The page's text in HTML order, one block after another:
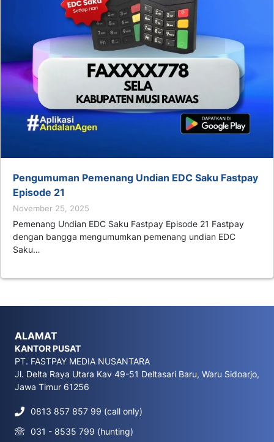
Pengumuman Pemenang Undian EDC Saku Fastpay
Episode 21
November 25, 2025
Pemenang Undian EDC Saku Fastpay Episode 21 Fastpay
dengan bangga mengumumkan pemenang undian EDC
Saku…
ALAMAT
KANTOR PUSAT
PT. FASTPAY MEDIA NUSANTARA
Jl. Delta Raya Utara Kav 49-51 Deltasari Baru, Waru Sidoarjo,
Jawa Timur 61256
0813 857 857 99 (call only)
031 - 8535 799 (hunting)